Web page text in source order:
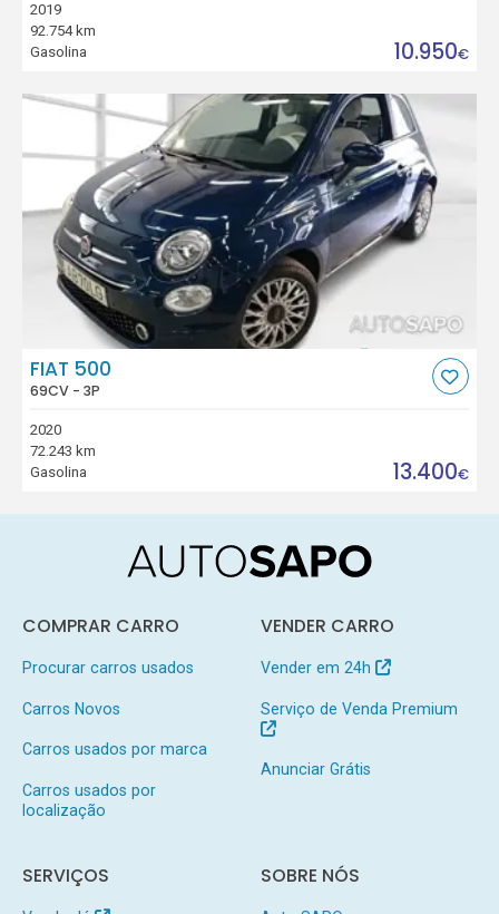
2019
92.754 km
Gasolina
10.950€
FIAT 500
69CV - 3P
2020
72.243 km
Gasolina
13.400€
COMPRAR CARRO
Procurar carros usados
Carros Novos
Carros usados por marca
Carros usados por
localização
VENDER CARRO
Vender em 24h
Serviço de Venda Premium
Anunciar Grátis
SERVIÇOS SOBRE NÓS